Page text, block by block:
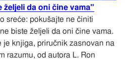
željeli da oni čine vama"
sreće: pokušajte ne činiti
biste željeli da oni čine vama.
je knjiga, priručnik zasnovan na
razumu, od autora L. Ron